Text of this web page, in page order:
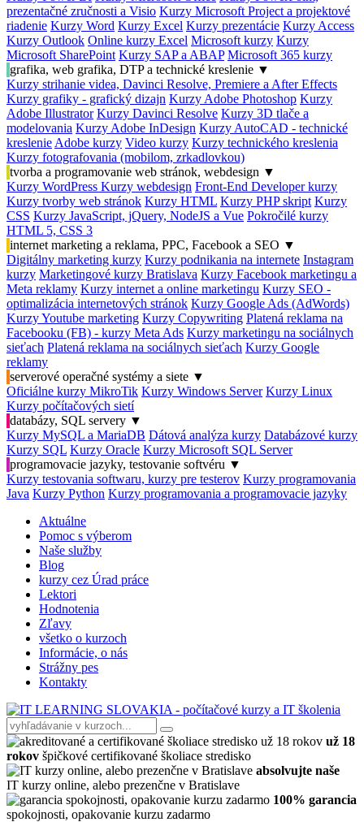
prezentačné zručnosti a Visio Kurzy Microsoft Project a projektové
riadenie Kurzy Word Kurzy Excel Kurzy prezentácie Kurzy Access
Kurzy Outlook Online kurzy Excel Microsoft kurzy Kurzy
Microsoft SharePoint Kurzy SAP a ABAP Microsoft 365 kurzy
grafika, web grafika, DTP a technické kreslenie ▼
Kurzy strihanie videa, Davinci Resolve, Premiere a After Effects
Kurzy grafiky - grafický dizajn Kurzy Adobe Photoshop Kurzy
Adobe Illustrator Kurzy Davinci Resolve Kurzy 3D tlače a
modelovania Kurzy Adobe InDesign Kurzy AutoCAD - technické
kreslenie Adobe kurzy Video kurzy Kurzy technického kreslenia
Kurzy fotografovania (mobilom, zrkadlovkou)
tvorba a programovanie web stránok, webdesign ▼
Kurzy WordPress Kurzy webdesign Front-End Developer kurzy
Kurzy tvorby web stránok Kurzy HTML Kurzy PHP skript Kurzy
CSS Kurzy JavaScript, jQuery, NodeJS a Vue Pokročilé kurzy
HTML 5, CSS 3
internet marketing a reklama, PPC, Facebook a SEO ▼
Digitálny marketing kurzy Kurzy podnikania na internete Instagram
kurzy Marketingové kurzy Bratislava Kurzy Facebook marketingu a
Meta reklamy Kurzy internet a online marketingu Kurzy SEO -
optimalizácia internetových stránok Kurzy Google Ads (AdWords)
Kurzy Youtube marketing Kurzy Copywriting Platená reklama na
Facebooku (FB) - kurzy Meta Ads Kurzy marketingu na sociálnych
sieťach Platená reklama na sociálnych sieťach Kurzy Google
reklamy
serverové operačné systémy a siete ▼
Oficiálne kurzy MikroTik Kurzy Windows Server Kurzy Linux
Kurzy počítačových sietí
databázy, SQL servery ▼
Kurzy MySQL a MariaDB Dátová analýza kurzy Databázové kurzy
Kurzy SQL Kurzy Oracle Kurzy Microsoft SQL Server
programovacie jazyky, testovanie softvéru ▼
Kurzy testovania softwaru, kurzy pre testerov Kurzy programovania
Java Kurzy Python Kurzy programovania a programovacie jazyky
Aktuálne
Pomoc s výberom
Naše služby
Blog
kurzy cez Úrad práce
Lektori
Hodnotenia
Zľavy
všetko o kurzoch
Informácie, o nás
Strážny pes
Kontakty
už 18
rokov špičkové certifikované školiace stredisko
absolvujte naše
IT kurzy online, alebo prezenčne v Bratislave
100% garancia
spokojnosti, opakovanie kurzu zadarmo